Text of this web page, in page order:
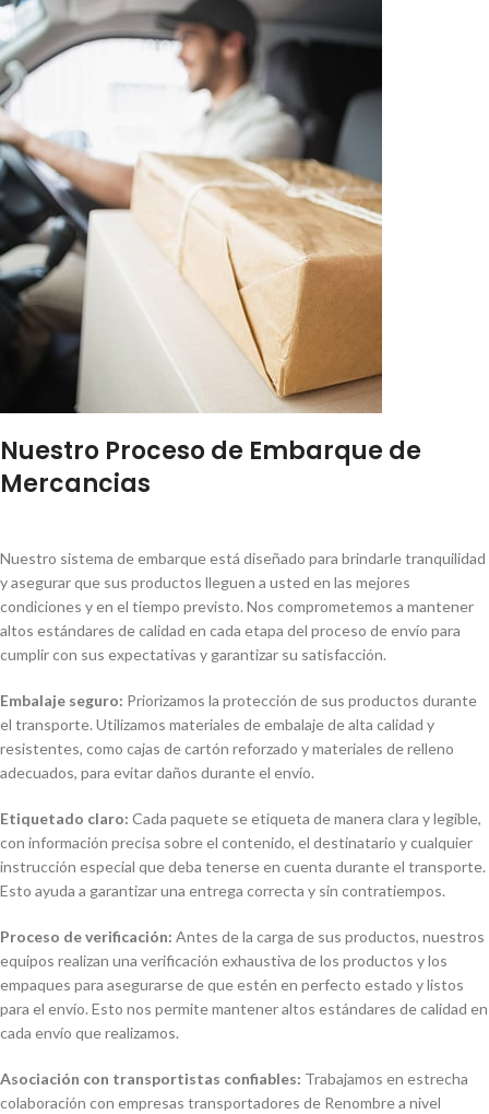
Nuestro Proceso de Embarque de
Mercancias
Nuestro sistema de embarque está diseñado para brindarle tranquilidad
y asegurar que sus productos lleguen a usted en las mejores
condiciones y en el tiempo previsto. Nos comprometemos a mantener
altos estándares de calidad en cada etapa del proceso de envío para
cumplir con sus expectativas y garantizar su satisfacción.
Embalaje seguro: Priorizamos la protección de sus productos durante
el transporte. Utilizamos materiales de embalaje de alta calidad y
resistentes, como cajas de cartón reforzado y materiales de relleno
adecuados, para evitar daños durante el envío.
Etiquetado claro: Cada paquete se etiqueta de manera clara y legible,
con información precisa sobre el contenido, el destinatario y cualquier
instrucción especial que deba tenerse en cuenta durante el transporte.
Esto ayuda a garantizar una entrega correcta y sin contratiempos.
Proceso de verificación: Antes de la carga de sus productos, nuestros
equipos realizan una verificación exhaustiva de los productos y los
empaques para asegurarse de que estén en perfecto estado y listos
para el envío. Esto nos permite mantener altos estándares de calidad en
cada envío que realizamos.
Asociación con transportistas confiables: Trabajamos en estrecha
colaboración con empresas transportadores de Renombre a nivel